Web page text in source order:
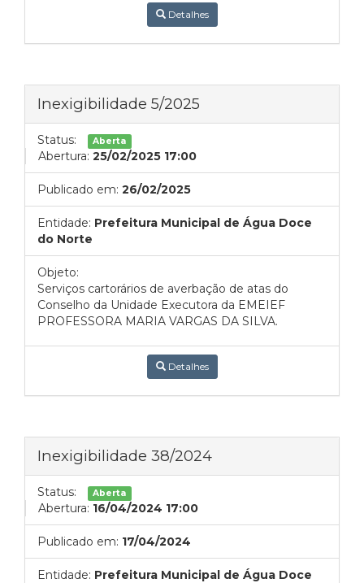
Detalhes
Inexigibilidade 5/2025
Status: Aberta
Abertura: 25/02/2025 17:00
Publicado em: 26/02/2025
Entidade: Prefeitura Municipal de Água Doce
do Norte
Objeto:
Serviços cartorários de averbação de atas do
Conselho da Unidade Executora da EMEIEF
PROFESSORA MARIA VARGAS DA SILVA.
Detalhes
Inexigibilidade 38/2024
Status: Aberta
Abertura: 16/04/2024 17:00
Publicado em: 17/04/2024
Entidade: Prefeitura Municipal de Água Doce